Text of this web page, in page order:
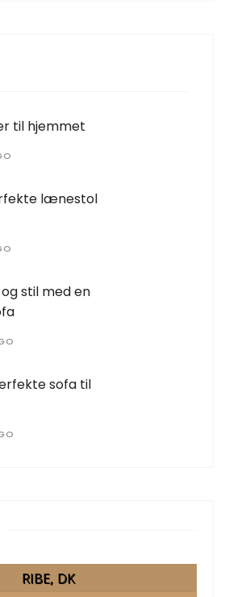
til hjemmet
lænestol
stil med en
sofa til
RIBE, DK